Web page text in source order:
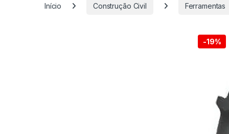
Início Construção Civil Ferramentas
-19%